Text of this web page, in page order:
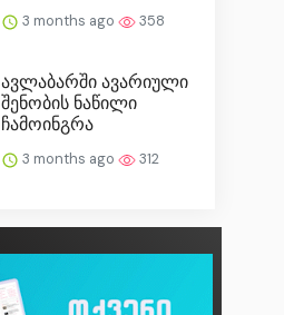
3 months ago 358
ავლაბარში ავარიული
შენობის ნაწილი
ჩამოინგრა
3 months ago 312